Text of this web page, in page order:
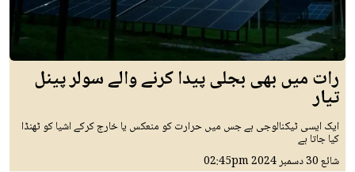
رات میں بھی بجلی پیدا کرنے والے سولر پینل
تیار
ایک ایسی ٹیکنالوجی ہے جس میں حرارت کو منعکس یا خارج کرکے اشیا کو ٹھنڈا
کیا جاتا ہے
شائع30 دسمبر 2024 02:45pm